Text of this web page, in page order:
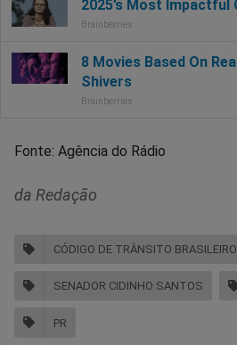
Fonte: Agência do Rádio
da Redação
CÓDIGO DE TRÂNSITO BRASILEIRO
SENADOR CIDINHO SANTOS
PR